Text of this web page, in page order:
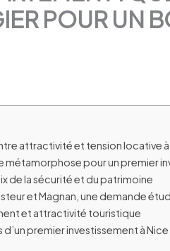
POUR UN
attractivité et tension locative
métamorphose pour un premier
de la sécurité et du patrimoine
et Magnan, une demande
et attractivité touristique
premier investissement à Nice